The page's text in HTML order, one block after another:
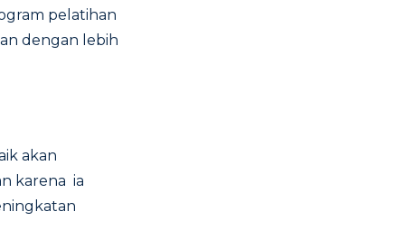
pelatihan
dengan lebih
akan
karena ia